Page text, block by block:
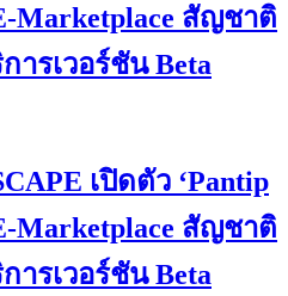
Marketplace สัญชาติ
ารเวอร์ชัน Beta
เปิดตัว ‘Pantip
Marketplace สัญชาติ
ารเวอร์ชัน Beta